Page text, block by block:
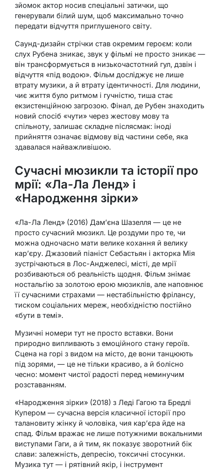
зйомок актор носив спеціальні затички, що
генерували білий шум, щоб максимально точно
передати відчуття приглушеного світу.
Саунд-дизайн стрічки став окремим героєм: коли
слух Рубена зникає, звук у фільмі не просто зникає —
він трансформується в низькочастотний гул, дзвін і
відчуття «під водою». Фільм досліджує не лише
втрату музики, а й втрату ідентичності. Для людини,
чиє життя було ритмом і гучністю, тиша стає
екзистенційною загрозою. Фінал, де Рубен знаходить
новий спосіб «чути» через жестову мову та
спільноту, залишає складне післясмак: іноді
прийняття означає відмову від частини себе, яка
здавалася найважливішою.
Сучасні мюзикли та історії про
мрії: «Ла-Ла Ленд» і
«Народження зірки»
«Ла-Ла Ленд» (2016) Дам’єна Шазелля — це не
просто сучасний мюзикл. Це роздуми про те, чи
можна одночасно мати велике кохання й велику
кар’єру. Джазовий піаніст Себастьян і акторка Мія
зустрічаються в Лос-Анджелесі, місті, де мрії
розбиваються об реальність щодня. Фільм знімає
ностальгію за золотою ерою мюзиклів, але наповнює
її сучасними страхами — нестабільністю фрілансу,
тиском соціальних мереж, необхідністю постійно
«бути в темі».
Музичні номери тут не просто вставки. Вони
природно випливають з емоційного стану героїв.
Сцена на горі з видом на місто, де вони танцюють
під зорями, — це не тільки красиво, а й болісно
чесно: момент чистої радості перед неминучим
розставанням.
«Народження зірки» (2018) з Леді Гагою та Бредлі
Купером — сучасна версія класичної історії про
талановиту жінку й чоловіка, чия кар’єра йде на
спад. Фільм вражає не лише потужними вокальними
виступами Гаги, а й тим, як показує зворотний бік
слави: залежність, депресію, токсичні стосунки.
Музика тут — і рятівний якір, і інструмент